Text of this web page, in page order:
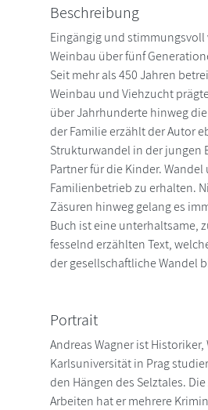
Beschreibung
Eingängig und stimmungsvoll
Weinbau über fünf
Seit mehr als 450 Jahren
Weinbau und Viehzucht
über Jahrhunderte hinweg
der Familie erzählt der Autor
Strukturwandel in der jungen
Partner für die Kinder.
Familienbetrieb zu erhalten.
Zäsuren hinweg gelang es
Buch ist eine unterhaltsame,
fesselnd erzählten Text,
der gesellschaftliche Wandel
Portrait
Andreas Wagner ist
Karlsuniversität in Prag
den Hängen des Selztales.
Arbeiten hat er mehrere